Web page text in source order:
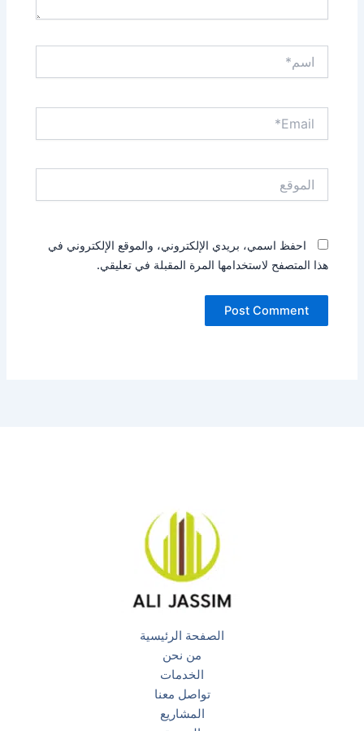
احفظ اسمي، بريدي الإلكتروني، والموقع الإلكتروني في
هذا المتصفح لاستخدامها المرة المقبلة في تعليقي.
الصفحة الرئيسية
من نحن
الخدمات
تواصل معنا
المشاريع